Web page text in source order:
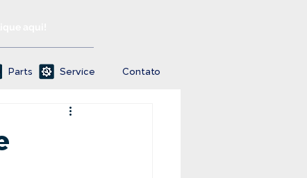
Parts Service Contato